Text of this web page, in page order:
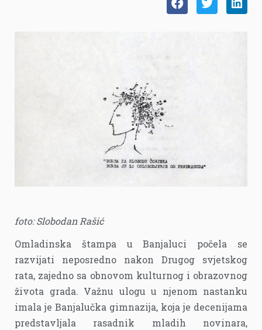
foto: Slobodan Rašić
Omladinska štampa u Banjaluci počela se
razvijati neposredno nakon Drugog svjetskog
rata, zajedno sa obnovom kulturnog i obrazovnog
života grada. Važnu ulogu u njenom nastanku
imala je Banjalučka gimnazija, koja je decenijama
predstavljala rasadnik mladih novinara,